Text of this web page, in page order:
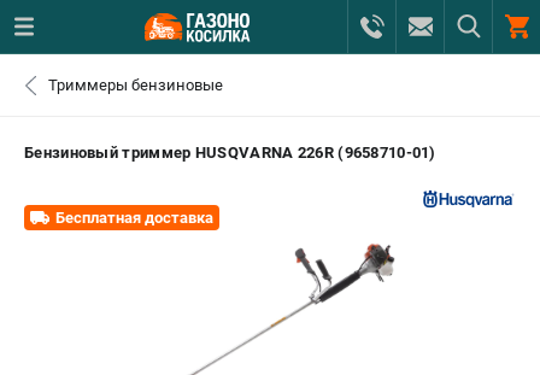
- ЗАКАЗ ЗАПЧАСТЕЙ
+7 (812) 615-80-17 - ЗАКАЗ ИЗДЕЛИЙ
САНКТ-ПЕТЕРБУРГ
0 ₽
Триммеры бензиновые
Бензиновый триммер HUSQVARNA 226R (9658710-01)
Бесплатная доставка